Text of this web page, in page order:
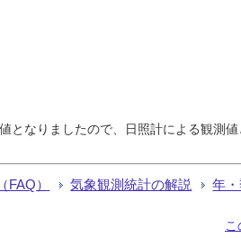
なりましたので、日照計による観測値
FAQ） 気象観測統計の解説 年